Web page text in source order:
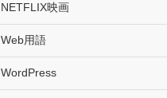
NETFLIX映画
Web用語
WordPress